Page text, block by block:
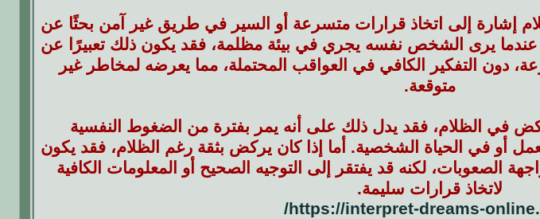
إشارة إلى اتخاذ قرارات متسرعة أو السير في طريق غير آمن بحثًا عن
يرى الشخص نفسه يجري في بيئة مظلمة، فقد يكون ذلك تعبيرًا عن
دون التفكير الكافي في العواقب المحتملة، مما يعرضه لمخاطر غير
متوقعة.
في الظلام، فقد يدل ذلك على أنه يمر بفترة من الضغوط النفسية
أو في الحياة الشخصية. أما إذا كان يركض بثقة رغم الظلام، فقد يكون
الصعوبات، لكنه قد يفتقر إلى التوجيه الصحيح أو المعلومات الكافية
لاتخاذ قرارات سليمة.
https://interpret-dreams-